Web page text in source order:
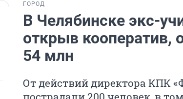
ГОРОД
В Челябинске экс-
открыв кооператив,
54 млн
От действий директора КПК